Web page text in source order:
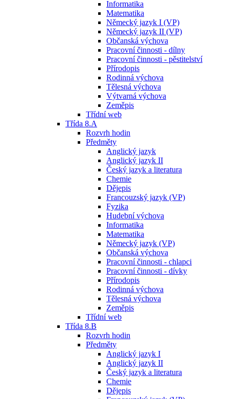
Informatika
Matematika
Německý jazyk I (VP)
Německý jazyk II (VP)
Občanská výchova
Pracovní činnosti - dílny
Pracovní činnosti - pěstitelství
Přírodopis
Rodinná výchova
Tělesná výchova
Výtvarná výchova
Zeměpis
Třídní web
Třída 8.A
Rozvrh hodin
Předměty
Anglický jazyk
Anglický jazyk II
Český jazyk a literatura
Chemie
Dějepis
Francouzský jazyk (VP)
Fyzika
Hudební výchova
Informatika
Matematika
Německý jazyk (VP)
Občanská výchova
Pracovní činnosti - chlapci
Pracovní činnosti - dívky
Přírodopis
Rodinná výchova
Tělesná výchova
Zeměpis
Třídní web
Třída 8.B
Rozvrh hodin
Předměty
Anglický jazyk I
Anglický jazyk II
Český jazyk a literatura
Chemie
Dějepis